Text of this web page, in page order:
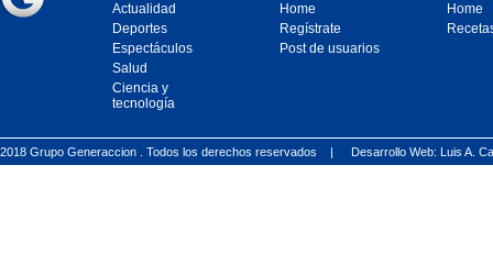
Actualidad
Deportes
Espectáculos
Salud
Ciencia y
tecnología
Home
Regístrate
Post de usuarios
Home
2018 Grupo Generaccion . Todos los derechos reservados | Desarrollo Web: Luis